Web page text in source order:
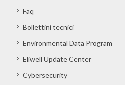
Faq
Bollettini tecnici
Environmental Data Program
Eliwell Update Center
Cybersecurity